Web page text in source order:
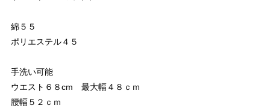
綿５５
ポリエステル４５
手洗い可能
ウエスト６８cm 最大幅４８ｃｍ
腰幅５２ｃｍ